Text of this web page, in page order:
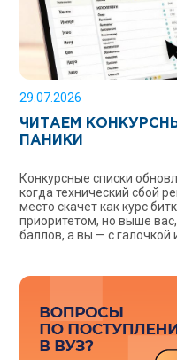
29.07.2026
ЧИТАЕМ
ПАНИКИ
Конкурсные списки
когда технический сбой
место скачет как курс
приоритетом, но выше
баллов, а вы — с галочкой